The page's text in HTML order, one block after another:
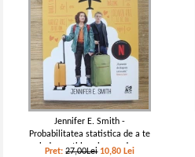
Jennifer E. Smith -
Probabilitatea statistica de a te
indragosti la prima vedere
Pret:27,00Lei 10,80 Lei